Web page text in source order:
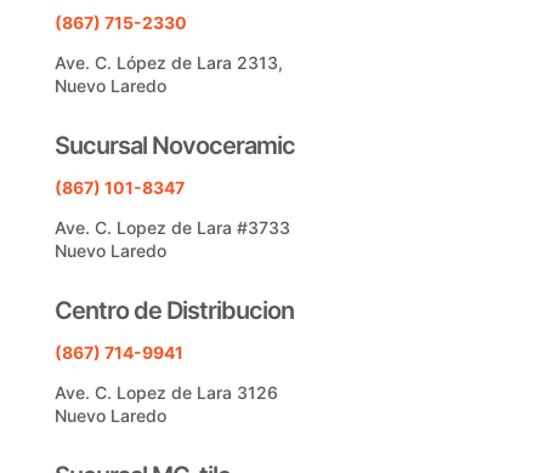
(867) 715-2330
Ave. C. López de Lara 2313,
Nuevo Laredo
Sucursal Novoceramic
(867) 101-8347
Ave. C. Lopez de Lara #3733
Nuevo Laredo
Centro de Distribucion
(867) 714-9941
Ave. C. Lopez de Lara 3126
Nuevo Laredo